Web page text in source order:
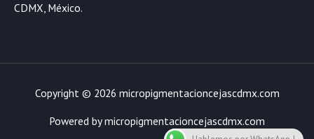
CDMX, México.
Copyright © 2026 micropigmentacioncejascdmx.com
Powered by micropigmentacioncejascdmx.com